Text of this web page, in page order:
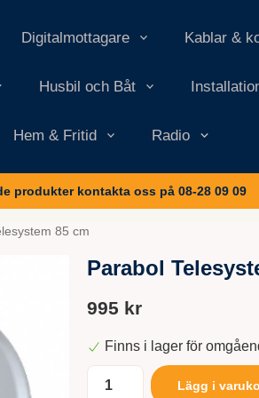
Digitalmottagare Kablar &
Husbil och Båt
Hem & Fritid Radio
produkter kontakta oss på 08-28 09 09
85 cm
Parabol
995 kr
Finns i lager för
Lägg i